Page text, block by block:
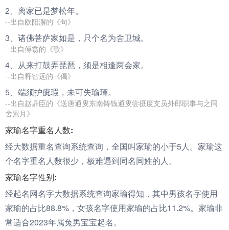
2、离家已是梦松年。
--出自欧阳澥的《句》
3、诸佛菩萨家如是，只个名为舍卫城。
--出自傅翕的《歌》
4、从来打鼓弄琵琶，须是相逢两会家。
--出自释智远的《偈》
5、端须护疵瑕，未可失瑜瑾。
--出自赵鼎臣的《送唐通叟东南铸钱通叟尝摄度支员外郎职事与之同
舍累月》
家瑜名字重名人数:
经大数据重名查询系统查询，全国叫家瑜的小于5人。家瑜这
个名字重名人数很少，极难遇到同名同姓的人。
家瑜名字性别:
经起名网名字大数据系统查询家瑜得知，其中男孩名字使用
家瑜的占比88.8%，女孩名字使用家瑜的占比11.2%。家瑜非
常适合2023年属兔男宝宝起名。